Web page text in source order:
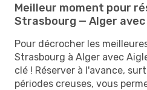
Meilleur moment pour
Strasbourg — Alger avec
Pour décrocher les
Strasbourg à Alger avec
clé ! Réserver à l'avance,
périodes creuses, vous